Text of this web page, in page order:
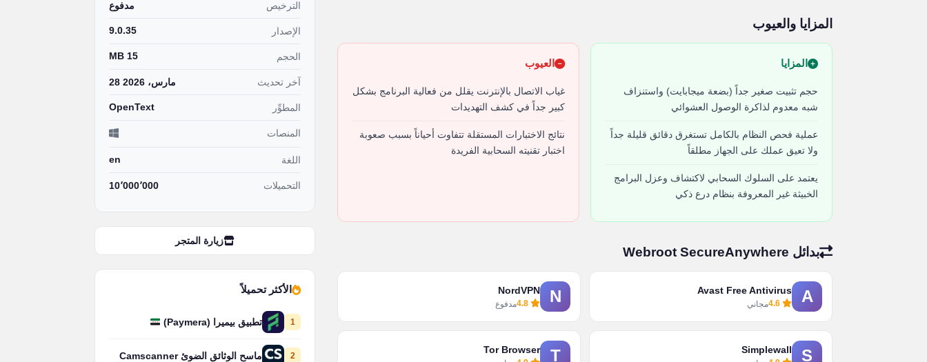
المزايا والعيوب
المزايا
حجم تثبيت صغير جداً (بضعة ميجابايت) واستنزاف
شبه معدوم لذاكرة الوصول العشوائي
عملية فحص النظام بالكامل تستغرق دقائق قليلة جداً
ولا تعيق عملك على الجهاز مطلقاً
يعتمد على السلوك السحابي لاكتشاف وعزل البرامج
الخبيثة غير المعروفة بنظام درع ذكي
العيوب
غياب الاتصال بالإنترنت يقلل من فعالية البرنامج بشكل
كبير جداً في كشف التهديدات
نتائج الاختبارات المستقلة تتفاوت أحياناً بسبب صعوبة
اختبار تقنيته السحابية الفريدة
بدائل Webroot SecureAnywhere
A
Avast Free Antivirus
مجاني N
NordVPN
مدفوع
S
Simplewall
T
Tor Browser
الترخيص مدفوع
الإصدار 9.0.35
الحجم 15 MB
آخر تحديث 28 مارس، 2026
المطوِّر OpenText
المنصات
اللغة en
التحميلات 10٬000٬000
زيارة المتجر
الأكثر تحميلاً
1 تطبيق بيميرا (Paymera)
2 ماسح الوثائق الضوئ Camscanner